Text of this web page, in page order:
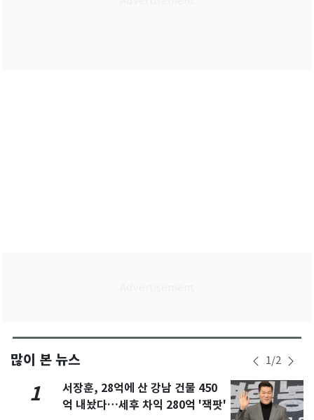
많이 본 뉴스 1/2
1
서장훈, 28억에 산 강남 건물 450
억 내놨다…세후 차익 280억 '잭팟'